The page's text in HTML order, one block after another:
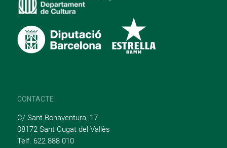
CONTACTE
C/ Sant Bonaventura, 17
08172 Sant Cugat del Vallès
Telf. 622 888 010